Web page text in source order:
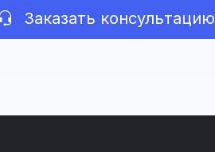
Заказать консультацию